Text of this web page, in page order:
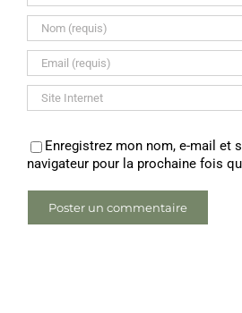
Enregistrez mon nom, e-mail et
navigateur pour la prochaine fois